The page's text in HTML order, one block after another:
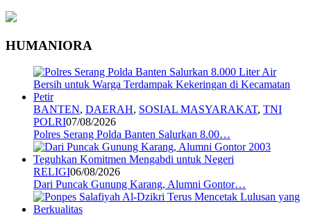
HUMANIORA
BANTEN, DAERAH, SOSIAL MASYARAKAT, TNI
POLRI07/08/2026
Polres Serang Polda Banten Salurkan 8.00…
RELIGI06/08/2026
Dari Puncak Gunung Karang, Alumni Gontor…